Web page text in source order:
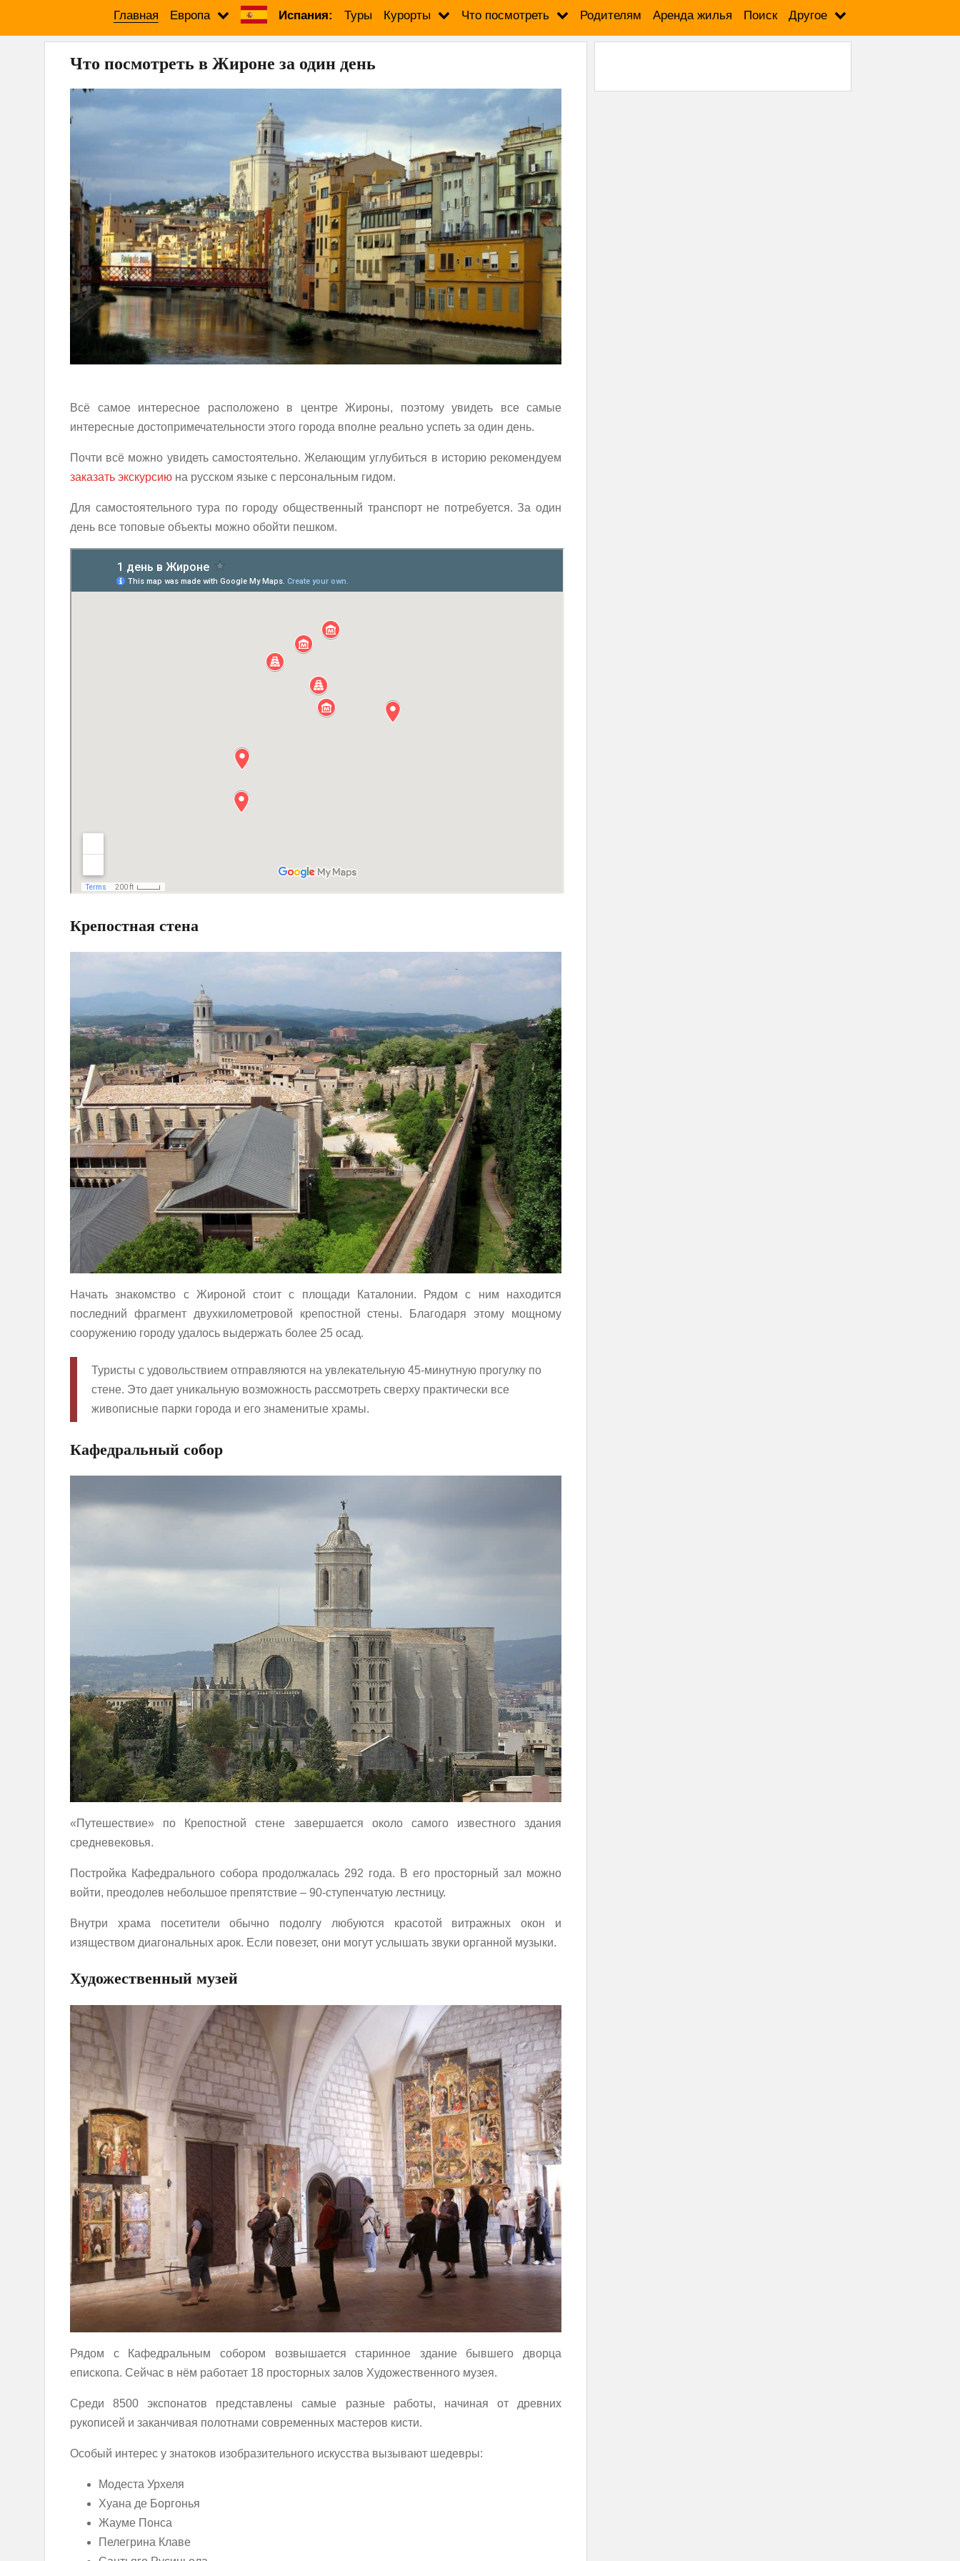
Главная Европа Испания: Туры Курорты Что посмотреть Родителям Аренда жилья Поиск Другое
Что посмотреть в Жироне за один день
Всё самое интересное расположено в центре Жироны, поэтому увидеть все самые
интересные достопримечательности этого города вполне реально успеть за один день.
Почти всё можно увидеть самостоятельно. Желающим углубиться в историю рекомендуем
заказать экскурсию на русском языке с персональным гидом.
Для самостоятельного тура по городу общественный транспорт не потребуется. За один
день все топовые объекты можно обойти пешком.
Крепостная стена
Начать знакомство с Жироной стоит с площади Каталонии. Рядом с ним находится
последний фрагмент двухкилометровой крепостной стены. Благодаря этому мощному
сооружению городу удалось выдержать более 25 осад.
Туристы с удовольствием отправляются на увлекательную 45-минутную прогулку по
стене. Это дает уникальную возможность рассмотреть сверху практически все
живописные парки города и его знаменитые храмы.
Кафедральный собор
«Путешествие» по Крепостной стене завершается около самого известного здания
средневековья.
Постройка Кафедрального собора продолжалась 292 года. В его просторный зал можно
войти, преодолев небольшое препятствие – 90-ступенчатую лестницу.
Внутри храма посетители обычно подолгу любуются красотой витражных окон и
изяществом диагональных арок. Если повезет, они могут услышать звуки органной музыки.
Художественный музей
Рядом с Кафедральным собором возвышается старинное здание бывшего дворца
епископа. Сейчас в нём работает 18 просторных залов Художественного музея.
Среди 8500 экспонатов представлены самые разные работы, начиная от древних
рукописей и заканчивая полотнами современных мастеров кисти.
Особый интерес у знатоков изобразительного искусства вызывают шедевры:
Модеста Урхеля
Хуана де Боргонья
Жауме Понса
Пелегрина Клаве